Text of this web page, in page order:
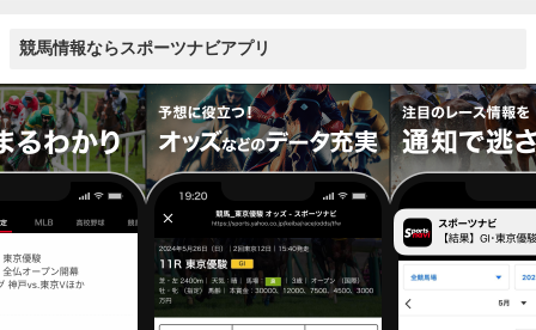
競馬情報ならスポーツナビアプリ